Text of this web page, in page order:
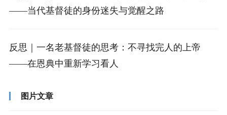
——当代基督徒的身份迷失与觉醒之路
反思｜一名老基督徒的思考：不寻找完人的上帝
——在恩典中重新学习看人
图片文章